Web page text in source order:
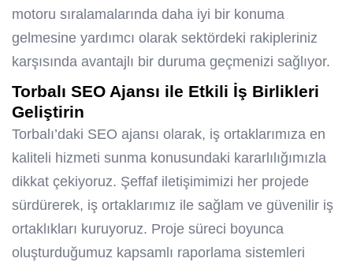
motoru sıralamalarında daha iyi bir konuma
gelmesine yardımcı olarak sektördeki rakipleriniz
karşısında avantajlı bir duruma geçmenizi sağlıyor.
Torbalı SEO Ajansı ile Etkili İş Birlikleri
Geliştirin
Torbalı’daki SEO ajansı olarak, iş ortaklarımıza en
kaliteli hizmeti sunma konusundaki kararlılığımızla
dikkat çekiyoruz. Şeffaf iletişimimizi her projede
sürdürerek, iş ortaklarımız ile sağlam ve güvenilir iş
ortaklıkları kuruyoruz. Proje süreci boyunca
oluşturduğumuz kapsamlı raporlama sistemleri